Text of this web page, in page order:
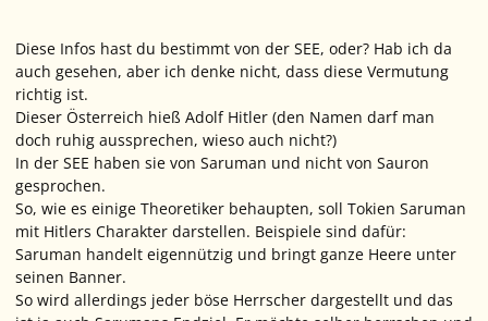
Diese Infos hast du bestimmt von der SEE, oder? Hab ich da
auch gesehen, aber ich denke nicht, dass diese Vermutung
richtig ist.
Dieser Österreich hieß Adolf Hitler (den Namen darf man
doch ruhig aussprechen, wieso auch nicht?)
In der SEE haben sie von Saruman und nicht von Sauron
gesprochen.
So, wie es einige Theoretiker behaupten, soll Tokien Saruman
mit Hitlers Charakter darstellen. Beispiele sind dafür:
Saruman handelt eigennützig und bringt ganze Heere unter
seinen Banner.
So wird allerdings jeder böse Herrscher dargestellt und das